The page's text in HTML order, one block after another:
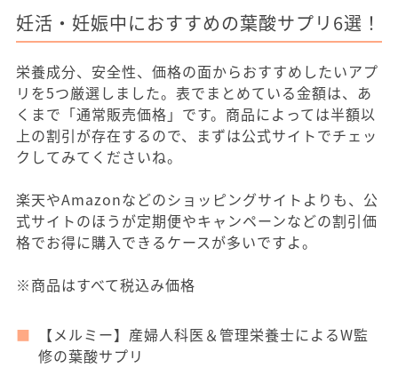
妊活・妊娠中におすすめの葉酸サプリ6選！
栄養成分、安全性、価格の面からおすすめしたいアプ
リを5つ厳選しました。表でまとめている金額は、あ
くまで「通常販売価格」です。商品によっては半額以
上の割引が存在するので、まずは公式サイトでチェッ
クしてみてくださいね。
楽天やAmazonなどのショッピングサイトよりも、公
式サイトのほうが定期便やキャンペーンなどの割引価
格でお得に購入できるケースが多いですよ。
※商品はすべて税込み価格
【メルミー】産婦人科医＆管理栄養士によるW監
修の葉酸サプリ